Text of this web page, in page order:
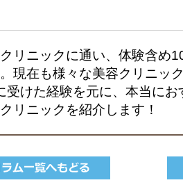
リニックに通い、体験含め
現在も様々な美容クリニッ
受けた経験を元に、本当にお
リニックを紹介します！